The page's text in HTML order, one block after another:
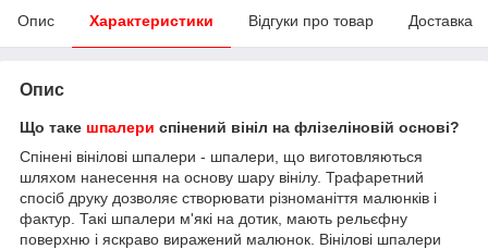
Опис Характеристики Відгуки про товар Доставка
Опис
Що таке шпалери спінений вініл на флізеліновій основі?
Спінені вінілові шпалери - шпалери, що виготовляються
шляхом нанесення на основу шару вінілу. Трафаретний
спосіб друку дозволяє створювати різноманіття малюнків і
фактур. Такі шпалери м'які на дотик, мають рельєфну
поверхню і яскраво виражений малюнок. Вінілові шпалери